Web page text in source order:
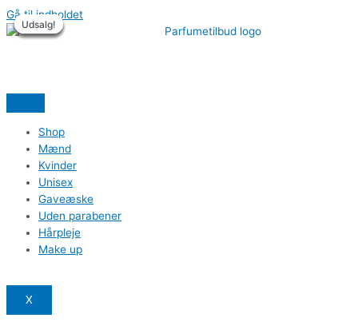
Gå til indholdet
Shop
Mænd
Kvinder
Unisex
Gaveæske
Uden parabener
Hårpleje
Make up
X
Udsalg!
Udsalg!
Udsalg!
Udsalg!
Udsalg!
Udsalg!